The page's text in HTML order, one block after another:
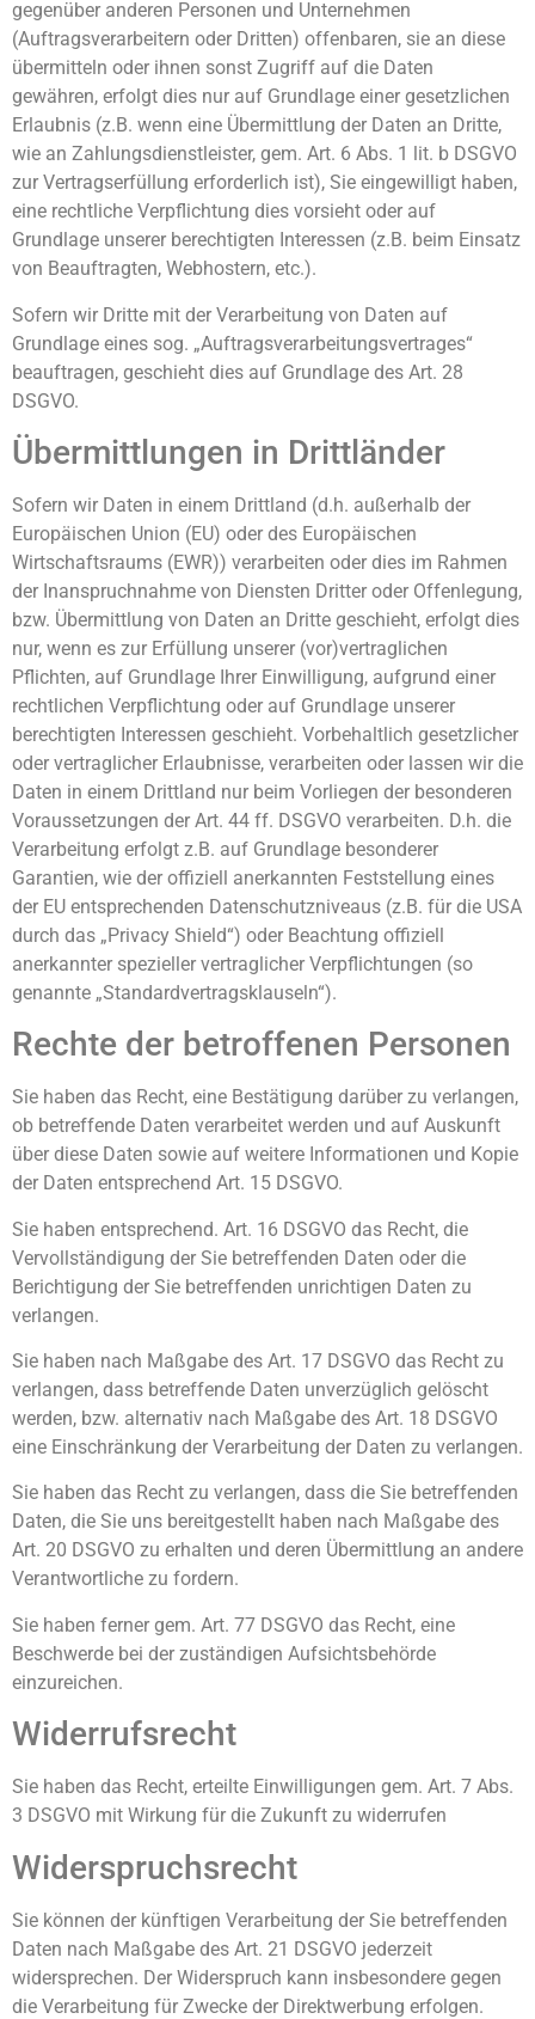
gegenüber anderen Personen und Unternehmen
(Auftragsverarbeitern oder Dritten) offenbaren, sie an diese
übermitteln oder ihnen sonst Zugriff auf die Daten
gewähren, erfolgt dies nur auf Grundlage einer gesetzlichen
Erlaubnis (z.B. wenn eine Übermittlung der Daten an Dritte,
wie an Zahlungsdienstleister, gem. Art. 6 Abs. 1 lit. b DSGVO
zur Vertragserfüllung erforderlich ist), Sie eingewilligt haben,
eine rechtliche Verpflichtung dies vorsieht oder auf
Grundlage unserer berechtigten Interessen (z.B. beim Einsatz
von Beauftragten, Webhostern, etc.).
Sofern wir Dritte mit der Verarbeitung von Daten auf
Grundlage eines sog. „Auftragsverarbeitungsvertrages“
beauftragen, geschieht dies auf Grundlage des Art. 28
DSGVO.
Übermittlungen in Drittländer
Sofern wir Daten in einem Drittland (d.h. außerhalb der
Europäischen Union (EU) oder des Europäischen
Wirtschaftsraums (EWR)) verarbeiten oder dies im Rahmen
der Inanspruchnahme von Diensten Dritter oder Offenlegung,
bzw. Übermittlung von Daten an Dritte geschieht, erfolgt dies
nur, wenn es zur Erfüllung unserer (vor)vertraglichen
Pflichten, auf Grundlage Ihrer Einwilligung, aufgrund einer
rechtlichen Verpflichtung oder auf Grundlage unserer
berechtigten Interessen geschieht. Vorbehaltlich gesetzlicher
oder vertraglicher Erlaubnisse, verarbeiten oder lassen wir die
Daten in einem Drittland nur beim Vorliegen der besonderen
Voraussetzungen der Art. 44 ff. DSGVO verarbeiten. D.h. die
Verarbeitung erfolgt z.B. auf Grundlage besonderer
Garantien, wie der offiziell anerkannten Feststellung eines
der EU entsprechenden Datenschutzniveaus (z.B. für die USA
durch das „Privacy Shield“) oder Beachtung offiziell
anerkannter spezieller vertraglicher Verpflichtungen (so
genannte „Standardvertragsklauseln“).
Rechte der betroffenen Personen
Sie haben das Recht, eine Bestätigung darüber zu verlangen,
ob betreffende Daten verarbeitet werden und auf Auskunft
über diese Daten sowie auf weitere Informationen und Kopie
der Daten entsprechend Art. 15 DSGVO.
Sie haben entsprechend. Art. 16 DSGVO das Recht, die
Vervollständigung der Sie betreffenden Daten oder die
Berichtigung der Sie betreffenden unrichtigen Daten zu
verlangen.
Sie haben nach Maßgabe des Art. 17 DSGVO das Recht zu
verlangen, dass betreffende Daten unverzüglich gelöscht
werden, bzw. alternativ nach Maßgabe des Art. 18 DSGVO
eine Einschränkung der Verarbeitung der Daten zu verlangen.
Sie haben das Recht zu verlangen, dass die Sie betreffenden
Daten, die Sie uns bereitgestellt haben nach Maßgabe des
Art. 20 DSGVO zu erhalten und deren Übermittlung an andere
Verantwortliche zu fordern.
Sie haben ferner gem. Art. 77 DSGVO das Recht, eine
Beschwerde bei der zuständigen Aufsichtsbehörde
einzureichen.
Widerrufsrecht
Sie haben das Recht, erteilte Einwilligungen gem. Art. 7 Abs.
3 DSGVO mit Wirkung für die Zukunft zu widerrufen
Widerspruchsrecht
Sie können der künftigen Verarbeitung der Sie betreffenden
Daten nach Maßgabe des Art. 21 DSGVO jederzeit
widersprechen. Der Widerspruch kann insbesondere gegen
die Verarbeitung für Zwecke der Direktwerbung erfolgen.